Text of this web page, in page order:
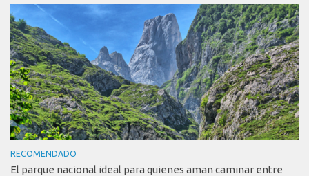
RECOMENDADO
El parque nacional ideal para quienes aman caminar entre